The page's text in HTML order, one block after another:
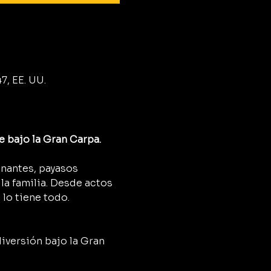
EE. UU.
bajo la Gran Carpa.
payasos
familia. Desde actos
lo tiene todo.
bajo la Gran